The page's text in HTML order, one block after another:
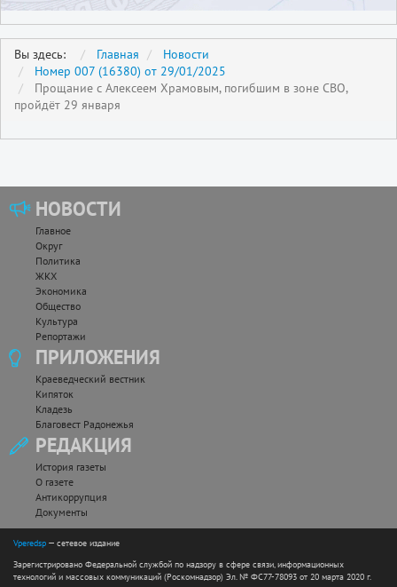
Вы здесь: Главная
Новости
Номер 007 (16380) от 29/01/2025
Прощание с Алексеем Храмовым, погибшим в зоне СВО,
пройдёт 29 января
НОВОСТИ
Главное
Округ
Политика
ЖКХ
Экономика
Общество
Культура
Репортажи
ПРИЛОЖЕНИЯ
Краеведческий вестник
Кипяток
Кладезь
Благовест Радонежья
РЕДАКЦИЯ
История газеты
О газете
Антикоррупция
Документы
Vperedsp — сетевое издание
Зарегистрировано Федеральной службой по надзору в сфере связи, информационных
технологий и массовых коммуникаций (Роскомнадзор) Эл. № ФС77-78093 от 20 марта 2020 г.